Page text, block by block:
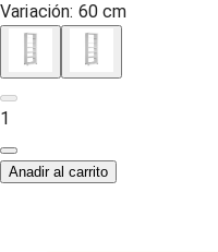
Variación: 60 cm
1
Anadir al carrito